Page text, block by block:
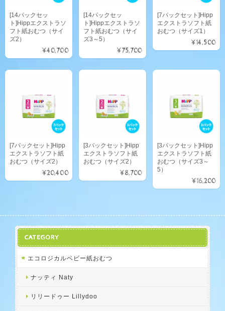
[14パックセッ
ト]Hippエクストラソ
フト紙おむつ（サイ
ズ2）
¥40,700
[14パックセッ
ト]Hippエクストラソ
フト紙おむつ（サイ
ズ3～5）
¥75,700
[7パックセット]Hipp
エクストラソフト紙
おむつ（サイズ1）
¥14,500
[7パックセット]Hipp
エクストラソフト紙
おむつ（サイズ2）
¥20,400
[3パックセット]Hipp
エクストラソフト紙
おむつ（サイズ2）
¥8,700
[3パックセット]Hipp
エクストラソフト紙
おむつ（サイズ3～
5）
¥16,200
CATEGORY
エコロジカルベビー紙おむつ
ナッティ Naty
リリードゥー Lillydoo